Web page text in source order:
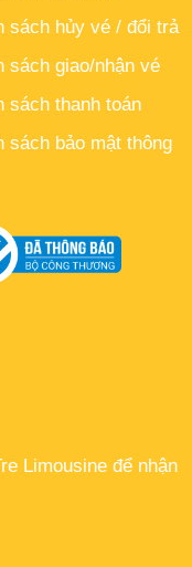
sách hủy vé / đổi trả
sách giao/nhận vé
sách thanh toán
sách bảo mật thông
Limousine để nhận